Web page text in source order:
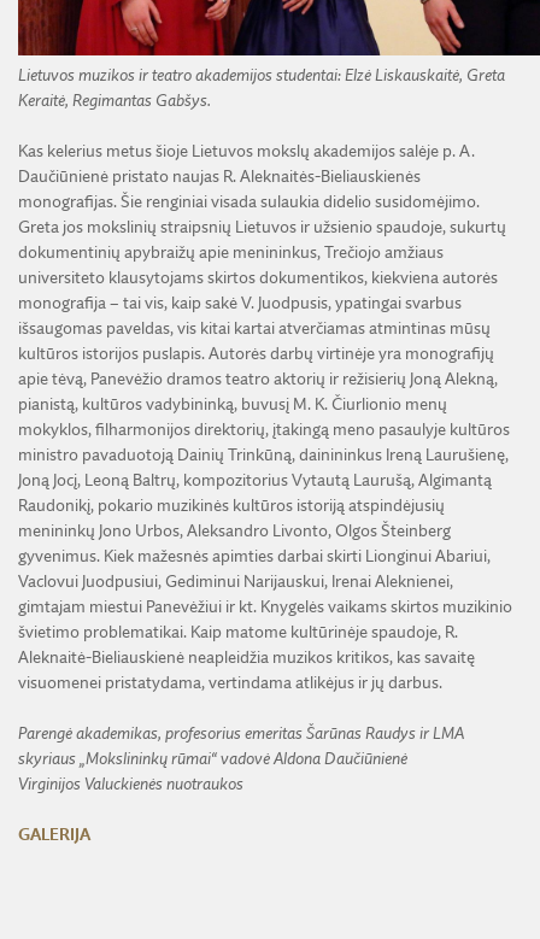
Lietuvos muzikos ir teatro akademijos studentai: Elzė Liskauskaitė, Greta
Keraitė, Regimantas Gabšys.
Kas kelerius metus šioje Lietuvos mokslų akademijos salėje p. A.
Daučiūnienė pristato naujas R. Aleknaitės-Bieliauskienės
monografijas. Šie renginiai visada sulaukia didelio susidomėjimo.
Greta jos mokslinių straipsnių Lietuvos ir užsienio spaudoje, sukurtų
dokumentinių apybraižų apie menininkus, Trečiojo amžiaus
universiteto klausytojams skirtos dokumentikos, kiekviena autorės
monografija – tai vis, kaip sakė V. Juodpusis, ypatingai svarbus
išsaugomas paveldas, vis kitai kartai atverčiamas atmintinas mūsų
kultūros istorijos puslapis. Autorės darbų virtinėje yra monografijų
apie tėvą, Panevėžio dramos teatro aktorių ir režisierių Joną Alekną,
pianistą, kultūros vadybininką, buvusį M. K. Čiurlionio menų
mokyklos, filharmonijos direktorių, įtakingą meno pasaulyje kultūros
ministro pavaduotoją Dainių Trinkūną, dainininkus Ireną Laurušienę,
Joną Jocį, Leoną Baltrų, kompozitorius Vytautą Laurušą, Algimantą
Raudonikį, pokario muzikinės kultūros istoriją atspindėjusių
menininkų Jono Urbos, Aleksandro Livonto, Olgos Šteinberg
gyvenimus. Kiek mažesnės apimties darbai skirti Lionginui Abariui,
Vaclovui Juodpusiui, Gediminui Narijauskui, Irenai Aleknienei,
gimtajam miestui Panevėžiui ir kt. Knygelės vaikams skirtos muzikinio
švietimo problematikai. Kaip matome kultūrinėje spaudoje, R.
Aleknaitė-Bieliauskienė neapleidžia muzikos kritikos, kas savaitę
visuomenei pristatydama, vertindama atlikėjus ir jų darbus.
Parengė akademikas, profesorius emeritas Šarūnas Raudys ir LMA
skyriaus „Mokslininkų rūmai“ vadovė Aldona Daučiūnienė
Virginijos Valuckienės nuotraukos
GALERIJA